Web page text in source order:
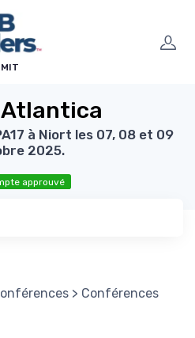
à Niort les 07, 08 et 09
2025.
approuvé
> Conférences